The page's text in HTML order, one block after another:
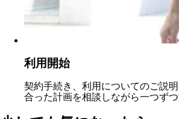
利用開始
契約手続き、利用についてのご説
合った計画を相談しながら一つずつ